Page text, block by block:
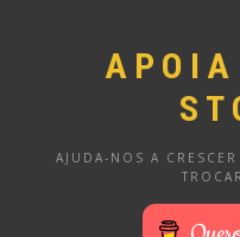
APOIA
AJUDA-NOS A